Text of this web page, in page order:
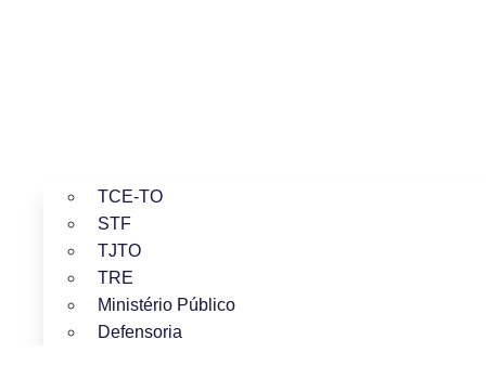
TCE-TO
STF
TJTO
TRE
Ministério Público
Defensoria